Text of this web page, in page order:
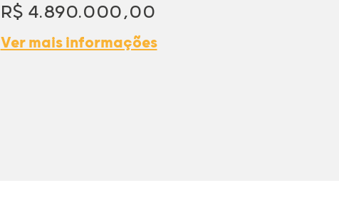
R$ 4.890.000,00
Ver mais informações